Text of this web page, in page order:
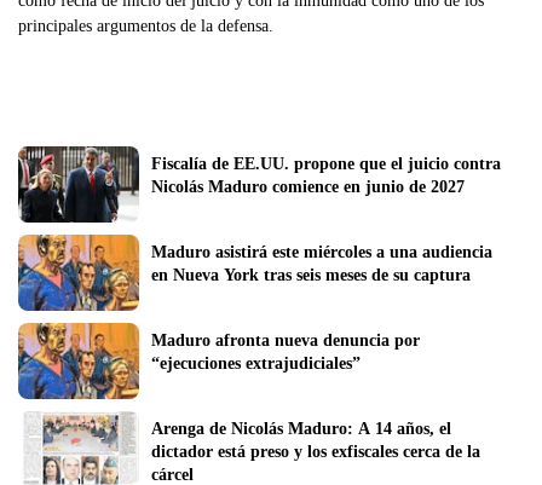
principales argumentos de la defensa.
Fiscalía de EE.UU. propone que el juicio contra
Nicolás Maduro comience en junio de 2027
Maduro asistirá este miércoles a una audiencia
en Nueva York tras seis meses de su captura
Maduro afronta nueva denuncia por
“ejecuciones extrajudiciales”
Arenga de Nicolás Maduro: A 14 años, el
dictador está preso y los exfiscales cerca de la